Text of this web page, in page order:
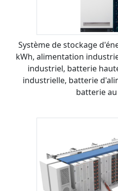
Système de stockage
kWh, alimentation
industriel, batterie
industrielle, batterie
batterie